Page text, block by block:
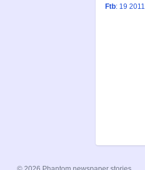
Ftb: 19 2011